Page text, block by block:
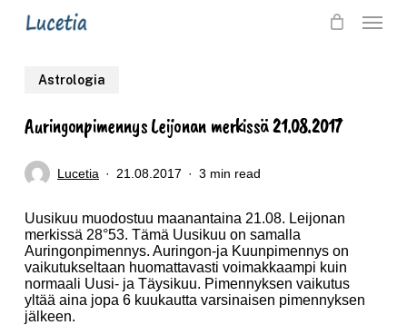
content
Menu
Astrologia
Auringonpimennys Leijonan merkissä 21.08.2017
Lucetia 21.08.2017 3 min read
Uusikuu muodostuu maanantaina 21.08. Leijonan
merkissä 28°53. Tämä Uusikuu on samalla
Auringonpimennys. Auringon-ja Kuunpimennys on
vaikutukseltaan huomattavasti voimakkaampi kuin
normaali Uusi- ja Täysikuu. Pimennyksen vaikutus
yltää aina jopa 6 kuukautta varsinaisen pimennyksen
jälkeen.